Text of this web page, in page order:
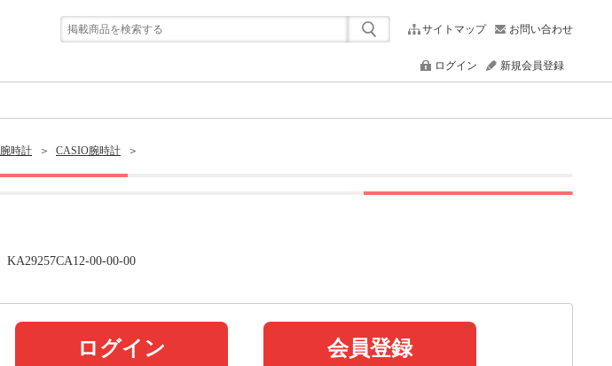
サイトマップ お問い合わせ
ログイン 新規会員登録
腕時計 CASIO腕時計
KA29257CA12-00-00-00
ログイン 会員登録